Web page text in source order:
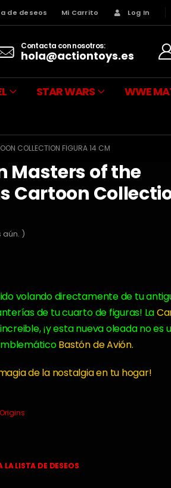
de deseos Mi Carrito Log In
Contacta con nosotros:
hola@actiontoys.es
STAR WARS
WWE
COLLECTION FIGURA 14 CM
Masters of the
Cartoon
aún. )
volando directamente de tu
de tu cuarto de figuras! La
¡y esta nueva oleada no es
Bastón de Avión.
de la nostalgia en tu hogar!
Origins
LA LISTA DE DESEOS